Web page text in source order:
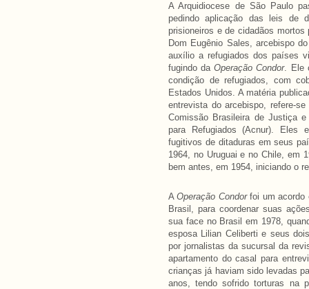
A Arquidiocese de São Paulo
pedindo aplicação das leis de
prisioneiros e de cidadãos mortos
Dom Eugênio Sales, arcebispo
auxílio a refugiados dos países
fugindo daOperação Condor. Ele
condição de refugiados, com
Estados Unidos. A matéria
entrevista do arcebispo, refere-
Comissão Brasileira de Justiça
para Refugiados (Acnur). Eles
fugitivos de ditaduras em seus
1964, no Uruguai e no Chile, em
bem antes, em 1954, iniciando o
AOperação Condorfoi um acordo
Brasil, para coordenar suas
sua face no Brasil em 1978,
esposa Lilian Celiberti e seus
por jornalistas da sucursal da
apartamento do casal para
crianças já haviam sido levadas
anos, tendo sofrido torturas na